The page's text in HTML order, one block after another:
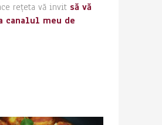
rețeta vă invit să vă
canalul meu de